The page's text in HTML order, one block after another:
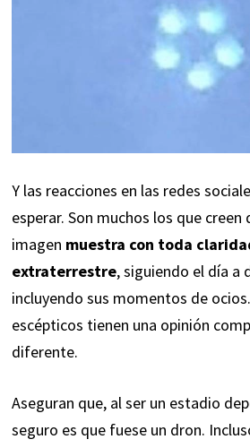
Y las reacciones en las redes
esperar. Son muchos los que creen
imagen muestra con toda
extraterrestre, siguiendo el día a
incluyendo sus momentos de
escépticos tienen una opinión
diferente.
Aseguran que, al ser un estadio
seguro es que fuese un dron.